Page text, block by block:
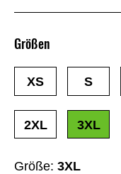
Größe: 3XL
Größen
XS S
2XL 3XL